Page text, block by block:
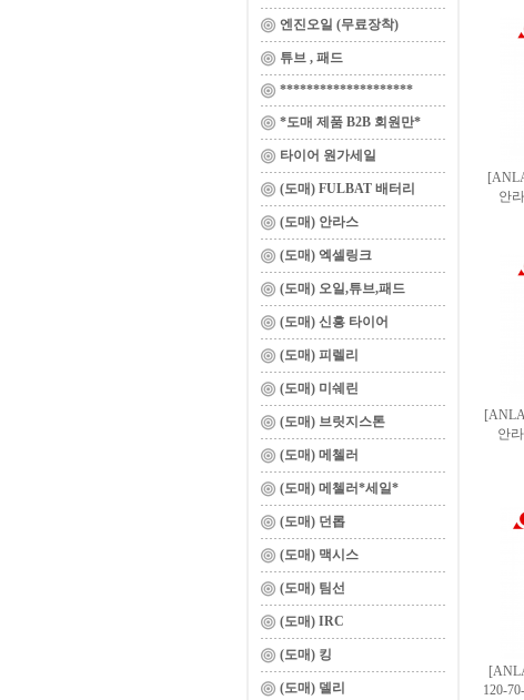
엔진오일 (무료장착)
튜브 , 패드
********************
*도매 제품 B2B 회원만*
타이어 원가세일
(도매) FULBAT 배터리
(도매) 안라스
(도매) 엑셀링크
(도매) 오일,튜브,패드
(도매) 신흥 타이어
(도매) 피렐리
(도매) 미쉐린
(도매) 브릿지스톤
(도매) 메첼러
(도매) 메첼러*세일*
(도매) 던롭
(도매) 맥시스
(도매) 팀선
(도매) IRC
(도매) 킹
(도매) 델리
안
안
120-